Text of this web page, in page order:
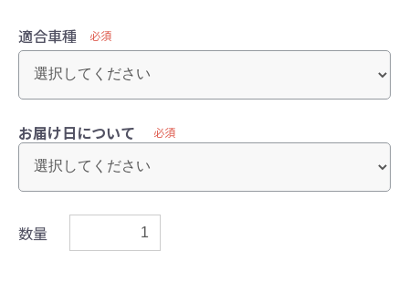
適合車種 必須
お届け日について 必須
数量